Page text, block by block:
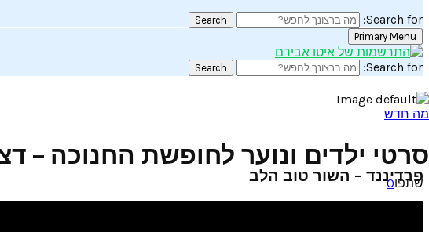
Search for:
Search
Primary Menu
Search for:
Search
מה חדש
סרטי ילדים ונוער לחופשת החנוכה –
שתפו0
פרדיננד – השור טוב הלב